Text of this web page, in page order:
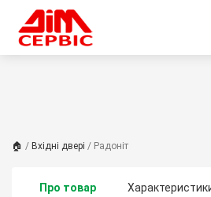
🏠 / Вхідні двері / Радоніт
Про товар